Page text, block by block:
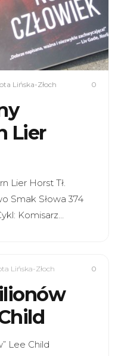
Lińska-Złoch 0
Lier
Lier Horst Tł.
Smak Słowa 374
Komisarz…
Lińska-Złoch 0
Lee Child